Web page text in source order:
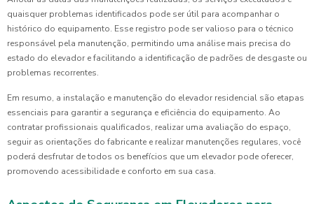
quaisquer problemas identificados pode ser útil para acompanhar o
histórico do equipamento. Esse registro pode ser valioso para o técnico
responsável pela manutenção, permitindo uma análise mais precisa do
estado do elevador e facilitando a identificação de padrões de desgaste ou
problemas recorrentes.
Em resumo, a instalação e manutenção do elevador residencial são etapas
essenciais para garantir a segurança e eficiência do equipamento. Ao
contratar profissionais qualificados, realizar uma avaliação do espaço,
seguir as orientações do fabricante e realizar manutenções regulares, você
poderá desfrutar de todos os benefícios que um elevador pode oferecer,
promovendo acessibilidade e conforto em sua casa.